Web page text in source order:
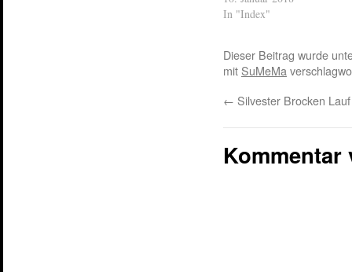
In "Index"
Dieser Beitrag wurde
mit SuMeMa
← Silvester Brocken Lauf
Kommentar